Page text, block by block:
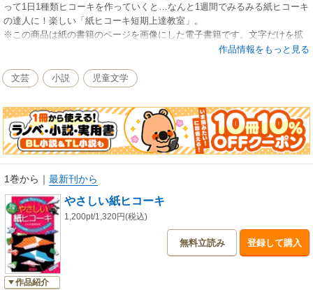
って1日1種類ヒコーキを作っていくと…なんと1週間でみるみる紙ヒコーキ
の達人に！楽しい「紙ヒコーキ短期上達教室」。
※この商品は紙の書籍のページを画像にした電子書籍です。文字だけを拡
大することはできませんので、予めご了承ください。試し読みファイルに
作品情報をもっと見る
文芸 小説 児童文学
1巻から ｜ 最新刊から
作品紹介
やさしい紙ヒコーキ
1,200pt/1,320円(税込)
無料立読み 登録して購入